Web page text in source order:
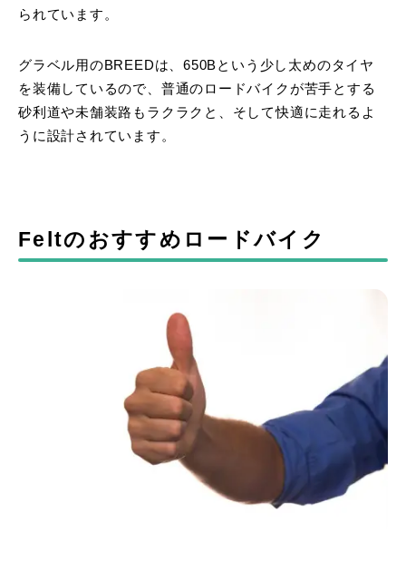
られています。
グラベル用のBREEDは、650Bという少し太めのタイヤ
を装備しているので、普通のロードバイクが苦手とする
砂利道や未舗装路もラクラクと、そして快適に走れるよ
うに設計されています。
Feltのおすすめロードバイク